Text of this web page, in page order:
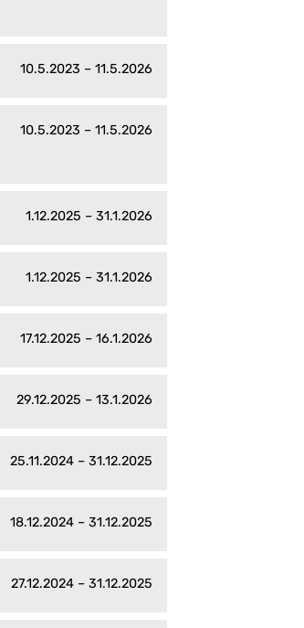
10.5.2023 – 11.5.2026
10.5.2023 – 11.5.2026
1.12.2025 – 31.1.2026
1.12.2025 – 31.1.2026
17.12.2025 – 16.1.2026
29.12.2025 – 13.1.2026
25.11.2024 – 31.12.2025
18.12.2024 – 31.12.2025
27.12.2024 – 31.12.2025